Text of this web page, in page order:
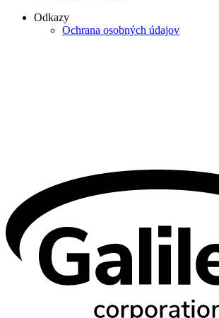
Odkazy
Ochrana osobných údajov